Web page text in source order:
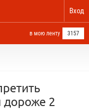
Вход
в мою ленту 3157
дороже 2